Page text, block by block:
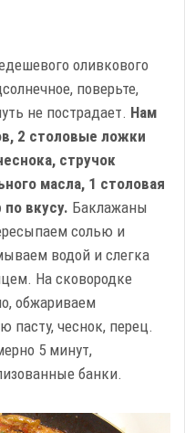
оливкового
поверьте,
не пострадает. Нам
2 столовые ложки
стручок
масла, 1 столовая
по вкусу. Баклажаны
солью и
водой и слегка
На сковородке
обжариваем
пасту, чеснок, перец.
5 минут,
банки.